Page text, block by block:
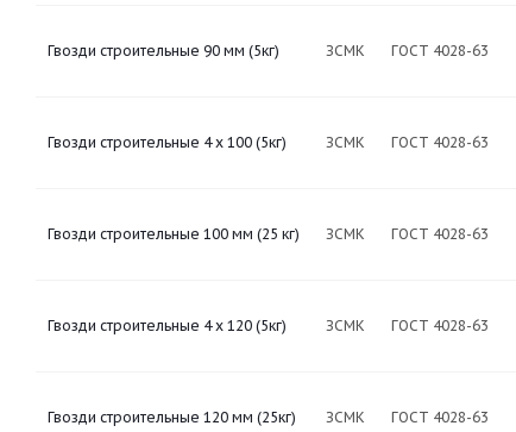
Гвозди строительные 90 мм (5кг) ЗСМК ГОСТ 4028-63
Гвозди строительные 4 х 100 (5кг) ЗСМК ГОСТ 4028-63
Гвозди строительные 100 мм (25 кг) ЗСМК ГОСТ 4028-63
Гвозди строительные 4 х 120 (5кг) ЗСМК ГОСТ 4028-63
Гвозди строительные 120 мм (25кг) ЗСМК ГОСТ 4028-63